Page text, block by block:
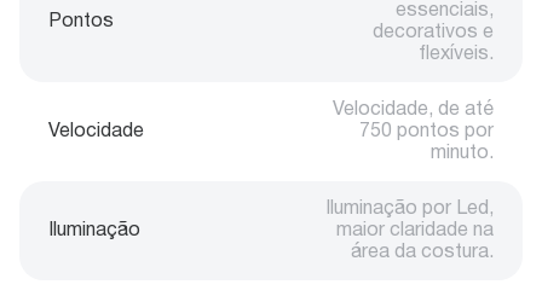
Pontos
essenciais,
decorativos e
flexíveis.
Velocidade
Velocidade, de até
750 pontos por
minuto.
Iluminação
Iluminação por Led,
maior claridade na
área da costura.